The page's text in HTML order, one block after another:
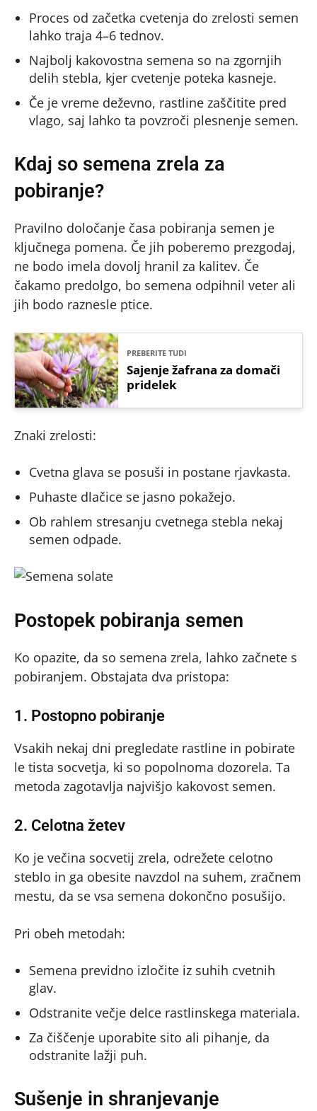
Proces od začetka cvetenja do zrelosti semen
lahko traja 4–6 tednov.
Najbolj kakovostna semena so na zgornjih
delih stebla, kjer cvetenje poteka kasneje.
Če je vreme deževno, rastline zaščitite pred
vlago, saj lahko ta povzroči plesnenje semen.
Kdaj so semena zrela za
pobiranje?
Pravilno določanje časa pobiranja semen je
ključnega pomena. Če jih poberemo prezgodaj,
ne bodo imela dovolj hranil za kalitev. Če
čakamo predolgo, bo semena odpihnil veter ali
jih bodo raznesle ptice.
PREBERITE TUDI
Sajenje žafrana za domači
pridelek
Znaki zrelosti:
Cvetna glava se posuši in postane rjavkasta.
Puhaste dlačice se jasno pokažejo.
Ob rahlem stresanju cvetnega stebla nekaj
semen odpade.
Postopek pobiranja semen
Ko opazite, da so semena zrela, lahko začnete s
pobiranjem. Obstajata dva pristopa:
1. Postopno pobiranje
Vsakih nekaj dni pregledate rastline in pobirate
le tista socvetja, ki so popolnoma dozorela. Ta
metoda zagotavlja najvišjo kakovost semen.
2. Celotna žetev
Ko je večina socvetij zrela, odrežete celotno
steblo in ga obesite navzdol na suhem, zračnem
mestu, da se vsa semena dokončno posušijo.
Pri obeh metodah:
Semena previdno izločite iz suhih cvetnih
glav.
Odstranite večje delce rastlinskega materiala.
Za čiščenje uporabite sito ali pihanje, da
odstranite lažji puh.
Sušenje in shranjevanje